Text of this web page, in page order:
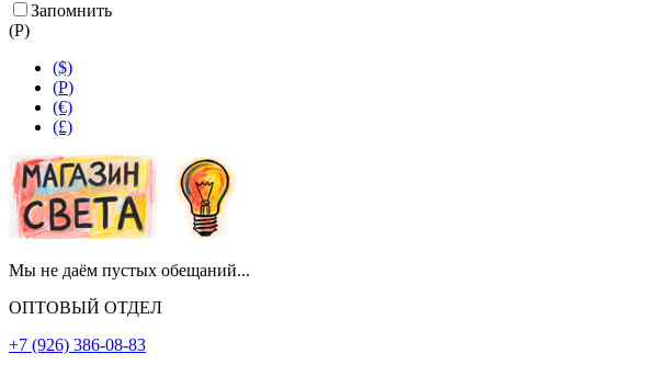
Запомнить
(Р)
($)
(Р)
(€)
(£)
Мы не даём пустых обещаний...
ОПТОВЫЙ ОТДЕЛ
+7 (926) 386-08-83